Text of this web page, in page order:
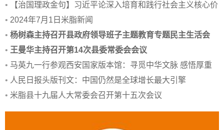
•
【治国理政金句】习近平论深入培育和践行社会主义核心价
值观
• 2024年7月1日米脂新闻
• 杨树森主持召开县政府领导班子主题教育专题民主生活会
• 王曼华主持召开第14次县委常委会会议
• 马英九一行参观西安国家版本馆：寻觅中华文脉 感悟厚重
历史
• 人民日报头版刊文：中国仍然是全球增长最大引擎
• 米脂县十九届人大常委会召开第十五次会议